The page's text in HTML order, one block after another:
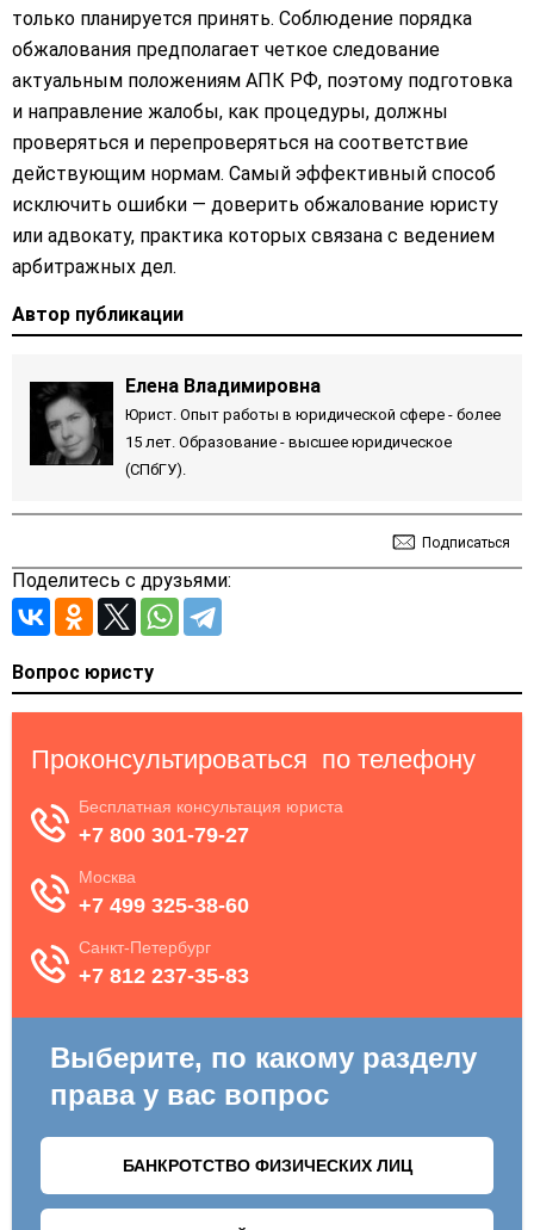
только планируется принять. Соблюдение порядка
обжалования предполагает четкое следование
актуальным положениям АПК РФ, поэтому подготовка
и направление жалобы, как процедуры, должны
проверяться и перепроверяться на соответствие
действующим нормам. Самый эффективный способ
исключить ошибки — доверить обжалование юристу
или адвокату, практика которых связана с ведением
арбитражных дел.
Автор публикации
Елена Владимировна
Юрист. Опыт работы в юридической сфере - более
15 лет. Образование - высшее юридическое
(СПбГУ).
Подписаться
Поделитесь с друзьями:
Вопрос юристу